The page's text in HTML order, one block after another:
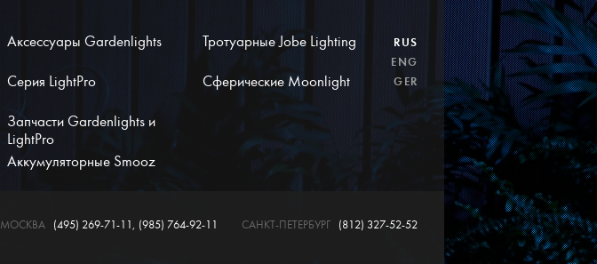
Аксессуары Gardenlights
Серия LightPro
Запчасти Gardenlights и
LightPro
Аккумуляторные Smooz
Тротуарные Jobe Lighting
Сферические Moonlight
RUS
ENG
GER
МОСКВА (495) 269-71-11, (985) 764-92-11 САНКТ-ПЕТЕРБУРГ (812) 327-52-52